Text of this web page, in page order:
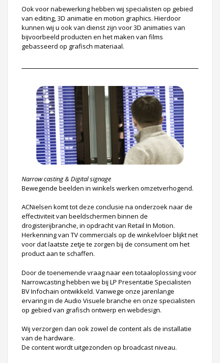
Ook voor nabewerking hebben wij specialisten op gebied
van editing, 3D animatie en motion graphics. Hierdoor
kunnen wij u ook van dienst zijn voor 3D animaties van
bijvoorbeeld producten en het maken van films
gebasseerd op grafisch materiaal.
Narrow casting & Digital signage
Bewegende beelden in winkels werken omzetverhogend.
ACNielsen komt tot deze conclusie na onderzoek naar de
effectiviteit van beeldschermen binnen de
drogisterijbranche, in opdracht van Retail In Motion.
Herkenning van TV commercials op de winkelvloer blijkt net
voor dat laatste zetje te zorgen bij de consument om het
product aan te schaffen.
Door de toenemende vraag naar een totaaloplossing voor
Narrowcasting hebben we bij LP Presentatie Specialisten
BV Infochain ontwikkeld. Vanwege onze jarenlange
ervaring in de Audio Visuele branche en onze specialisten
op gebied van grafisch ontwerp en webdesign.
Wij verzorgen dan ook zowel de content als de installatie
van de hardware.
De content wordt uitgezonden op broadcast niveau.